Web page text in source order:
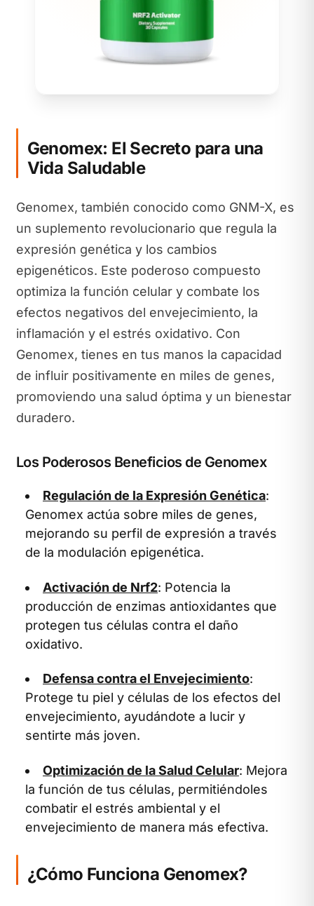
Genomex: El Secreto para una
Vida Saludable
Genomex, también conocido como GNM-X, es
un suplemento revolucionario que regula la
expresión genética y los cambios
epigenéticos. Este poderoso compuesto
optimiza la función celular y combate los
efectos negativos del envejecimiento, la
inflamación y el estrés oxidativo. Con
Genomex, tienes en tus manos la capacidad
de influir positivamente en miles de genes,
promoviendo una salud óptima y un bienestar
duradero.
Los Poderosos Beneficios de Genomex
Regulación de la Expresión Genética:
Genomex actúa sobre miles de genes,
mejorando su perfil de expresión a través
de la modulación epigenética.
Activación de Nrf2: Potencia la
producción de enzimas antioxidantes que
protegen tus células contra el daño
oxidativo.
Defensa contra el Envejecimiento:
Protege tu piel y células de los efectos del
envejecimiento, ayudándote a lucir y
sentirte más joven.
Optimización de la Salud Celular: Mejora
la función de tus células, permitiéndoles
combatir el estrés ambiental y el
envejecimiento de manera más efectiva.
¿Cómo Funciona Genomex?